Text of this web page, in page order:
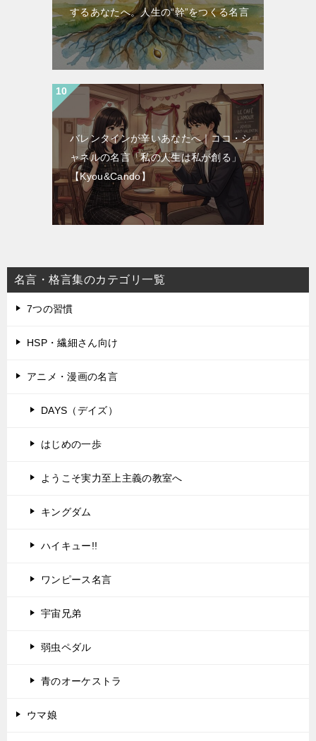
するあなたへ。人生の“幹”をつくる名言
バレンタインが辛いあなたへ｜ココ・シ
ャネルの名言「私の人生は私が創る」
【Kyou&Cando】
名言・格言集のカテゴリ一覧
7つの習慣
HSP・繊細さん向け
アニメ・漫画の名言
DAYS（デイズ）
はじめの一歩
ようこそ実力至上主義の教室へ
キングダム
ハイキュー!!
ワンピース名言
宇宙兄弟
弱虫ペダル
青のオーケストラ
ウマ娘